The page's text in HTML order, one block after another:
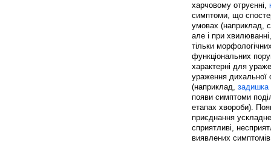
харчовому отруєнні,
симптоми, що
умовах (наприклад,
але і при
тільки
функціональних
характерні для
ураження дихальної
(наприклад, задишка
появи симптоми
етапах хвороби).
приєднання
сприятливі,
виявлених